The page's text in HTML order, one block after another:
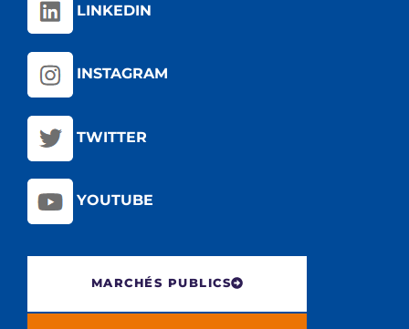
LINKEDIN
INSTAGRAM
TWITTER
YOUTUBE
MARCHÉS PUBLICS